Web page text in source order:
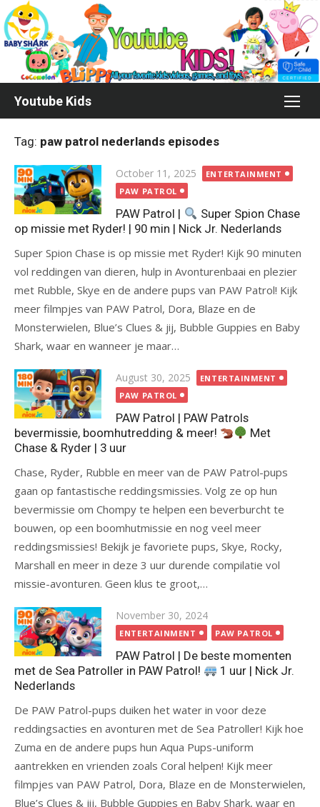
Skip
to
content
Youtube Kids
Tag: paw patrol nederlands episodes
Posted
on
October 11, 2025
ENTERTAINMENT
PAW PATROL
PAW Patrol |
Super Spion Chase
op missie met Ryder! | 90 min | Nick Jr. Nederlands
Super Spion Chase is op missie met Ryder! Kijk 90 minuten
vol reddingen van dieren, hulp in Avonturenbaai en plezier
met Rubble, Skye en de andere pups van PAW Patrol! Kijk
meer filmpjes van PAW Patrol, Dora, Blaze en de
Monsterwielen, Blue’s Clues & jij, Bubble Guppies en Baby
Shark, waar en wanneer je maar…
Posted
on
August 30, 2025
ENTERTAINMENT
PAW PATROL
PAW Patrol | PAW Patrols
bevermissie, boomhutredding & meer!
Met
Chase & Ryder | 3 uur
Chase, Ryder, Rubble en meer van de PAW Patrol-pups
gaan op fantastische reddingsmissies. Volg ze op hun
bevermissie om Chompy te helpen een beverburcht te
bouwen, op een boomhutmissie en nog veel meer
reddingsmissies! Bekijk je favoriete pups, Skye, Rocky,
Marshall en meer in deze 3 uur durende compilatie vol
missie-avonturen. Geen klus te groot,…
Posted
on
November 30, 2024
ENTERTAINMENT PAW PATROL
PAW Patrol | De beste momenten
met de Sea Patroller in PAW Patrol!
1 uur | Nick Jr.
Nederlands
De PAW Patrol-pups duiken het water in voor deze
reddingsacties en avonturen met de Sea Patroller! Kijk hoe
Zuma en de andere pups hun Aqua Pups-uniform
aantrekken en vrienden zoals Coral helpen! Kijk meer
filmpjes van PAW Patrol, Dora, Blaze en de Monsterwielen,
Blue’s Clues & jij, Bubble Guppies en Baby Shark, waar en